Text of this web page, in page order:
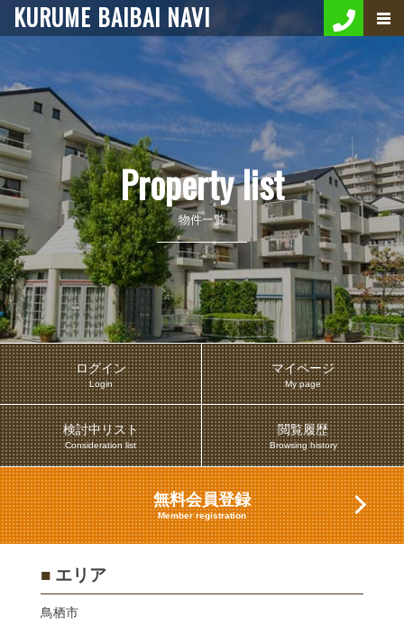
KURUME BAIBAI NAVI
Property list
物件一覧
ログイン
Login
マイページ
My page
検討中リスト
Consideration list
閲覧履歴
Browsing history
無料会員登録
Member registration
■エリア
鳥栖市